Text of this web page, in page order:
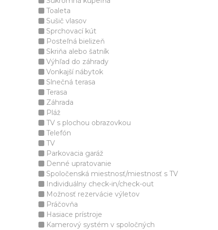
Toaleta
Sušič vlasov
Sprchovací kút
Posteľná bielizeň
Skriňa alebo šatník
Výhľad do záhrady
Vonkajší nábytok
Slnečná terasa
Terasa
Záhrada
Pláž
TV s plochou obrazovkou
Telefón
TV
Parkovacia garáž
Denné upratovanie
Spoločenská miestnosť/miestnosť s TV
Individuálny check-in/check-out
Možnosť rezervácie výletov
Práčovňa
Hasiace prístroje
Kamerový systém v spoločných